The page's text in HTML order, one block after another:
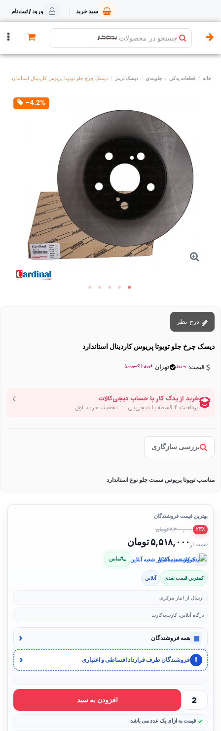
سبد خرید ورود / ثبت‌نام
جستجو در محصولات
خانه قطعات یدکی جلوبندی دیسک ترمز دیسک چرخ جلو تویوتا پریوس کاردینال استاندارد
‎−4.2%
دیسک چرخ جلو تویوتا پریوس کاردینال استاندارد
قیمت: به روز تهران فوری ( اکسپرس)
بررسی سازگاری
مناسب تویوتا پریوس سمت جلو نوع استاندارد
بهترین قیمت فروشندگان
۲۳٪ ۷,۲۰۰,۰۰۰ تومان
قیمت از ۵,۵۱۸,۰۰۰ تومان
فروشنده: یدک‌کار شعبه آنلاین تماس
کمترین قیمت نقدی آنلاین
ارسال از انبار مرکزی
درگاه آنلاین، کارت‌به‌کارت
▦ همه فروشندگان ‹
! فروشندگان طرف قرارداد اقساطی و اعتباری ‹
افزودن به سبد
قیمت به ازای یک عدد می باشد